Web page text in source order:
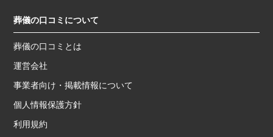
葬儀の口コミについて
葬儀の口コミとは
運営会社
事業者向け・掲載情報について
個人情報保護方針
利用規約